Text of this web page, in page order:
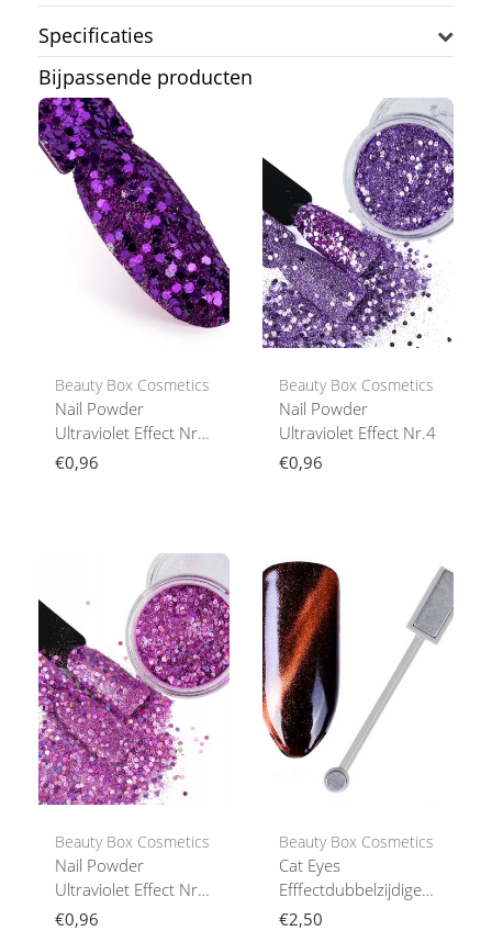
Specificaties
Bijpassende producten
Beauty Box Cosmetics
Nail Powder
Ultraviolet Effect Nr.
5
€0,96
Beauty Box Cosmetics
Nail Powder
Ultraviolet Effect Nr.4
€0,96
Beauty Box Cosmetics
Nail Powder
Ultraviolet Effect Nr.
1
€0,96
Beauty Box Cosmetics
Cat Eyes
Efffectdubbelzijdige
Magneetnailart
€2,50